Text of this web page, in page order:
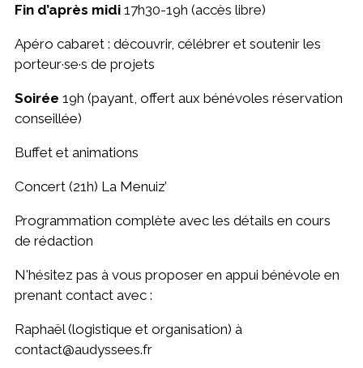
Fin d’après midi 17h30-19h (accès libre)
Apéro cabaret : découvrir, célébrer et soutenir les
porteur·se·s de projets
Soirée 19h (payant, offert aux bénévoles réservation
conseillée)
Buffet et animations
Concert (21h) La Menuiz’
Programmation complète avec les détails en cours
de rédaction
N'hésitez pas à vous proposer en appui bénévole en
prenant contact avec :
Raphaël (logistique et organisation) à
contact@audyssees.fr